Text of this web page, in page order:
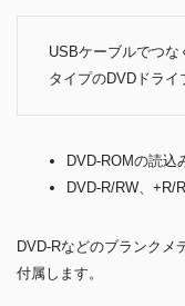
USBケーブルでつ
タイプのDVDドライ
DVD-ROMの読込
DVD-R/RW、+R/
DVD-Rなどのブランクメ
付属します。